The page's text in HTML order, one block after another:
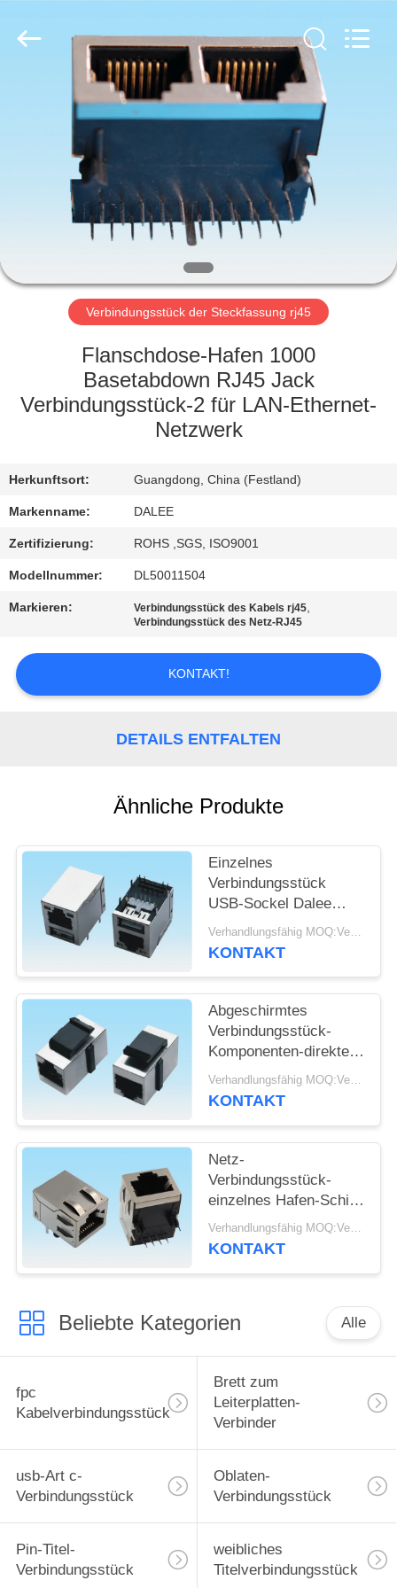
PRODUKTE
FABRIK-
AUSFLUG
QUALITÄTSKONTROLLE
MIT
UNS
IN
VERBINDUNG
SIE
EIN
PRIVACY
POLICY
Rights
Reserved.
Verbindungsstück der Steckfassung rj45
Flanschdose-Hafen 1000
Basetabdown RJ45 Jack
Verbindungsstück-2 für LAN-Ethernet-
Netzwerk
Herkunftsort: Guangdong, China (Festland)
Markenname: DALEE
Zertifizierung: ROHS ,SGS, ISO9001
Modellnummer: DL50011504
Markieren: Verbindungsstück des Kabels rj45,
Verbindungsstück des Netz-RJ45
KONTAKT!
DETAILS ENTFALTEN
Ähnliche Produkte
Einzelnes
Verbindungsstück
USB-Sockel Dalee
RJ45 Jack mit LED-
Licht in den
Verhandlungsfähig MOQ:Verhandelbar
KONTAKT
Abgeschirmtes
Verbindungsstück-
Komponenten-direktes
Modul des Bügel-
Verschluss-RJ45 Jack
Verhandlungsfähig MOQ:Verhandelbar
KONTAKT
Netz-
Verbindungsstück-
einzelnes Hafen-Schild
8 Pin RJ45 mit Schlitz
in beiden Seiten
Verhandlungsfähig MOQ:Verhandelbar
KONTAKT
Beliebte Kategorien Alle
fpc
Kabelverbindungsstück
Brett zum
Leiterplatten-
Verbinder
usb-Art c-
Verbindungsstück
Oblaten-
Verbindungsstück
Pin-Titel-
Verbindungsstück
weibliches
Titelverbindungsstück